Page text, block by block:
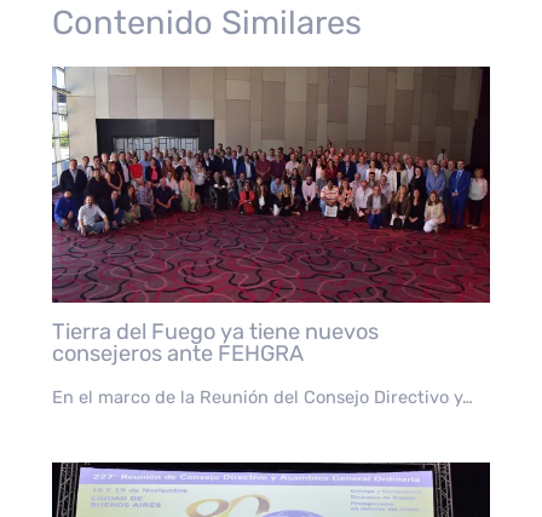
Contenido Similares
Tierra del Fuego ya tiene nuevos
consejeros ante FEHGRA
En el marco de la Reunión del Consejo Directivo y…